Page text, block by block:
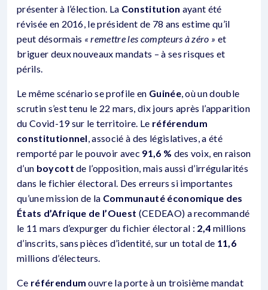
présenter à l’élection. La Constitution ayant été
révisée en 2016, le président de 78 ans estime qu’il
peut désormais « remettre les compteurs à zéro » et
briguer deux nouveaux mandats – à ses risques et
périls.
Le même scénario se profile en Guinée, où un double
scrutin s’est tenu le 22 mars, dix jours après l’apparition
du Covid-19 sur le territoire. Le référendum
constitutionnel, associé à des législatives, a été
remporté par le pouvoir avec 91,6 % des voix, en raison
d’un boycott de l’opposition, mais aussi d’irrégularités
dans le fichier électoral. Des erreurs si importantes
qu’une mission de la Communauté économique des
États d’Afrique de l’Ouest (CEDEAO) a recommandé
le 11 mars d’expurger du fichier électoral : 2,4 millions
d’inscrits, sans pièces d’identité, sur un total de 11,6
millions d’électeurs.
Ce référendum ouvre la porte à un troisième mandat